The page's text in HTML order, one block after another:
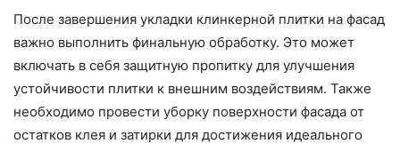
После завершения укладки клинкерной плитки на фасад
важно выполнить финальную обработку. Это может
включать в себя защитную пропитку для улучшения
устойчивости плитки к внешним воздействиям. Также
необходимо провести уборку поверхности фасада от
остатков клея и затирки для достижения идеального